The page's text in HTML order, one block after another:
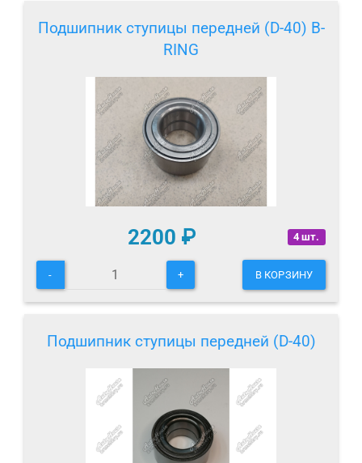
Подшипник ступицы передней (D-40) B-
RING
4 шт.
2200 ₽
- + В КОРЗИНУ
Подшипник ступицы передней (D-40)